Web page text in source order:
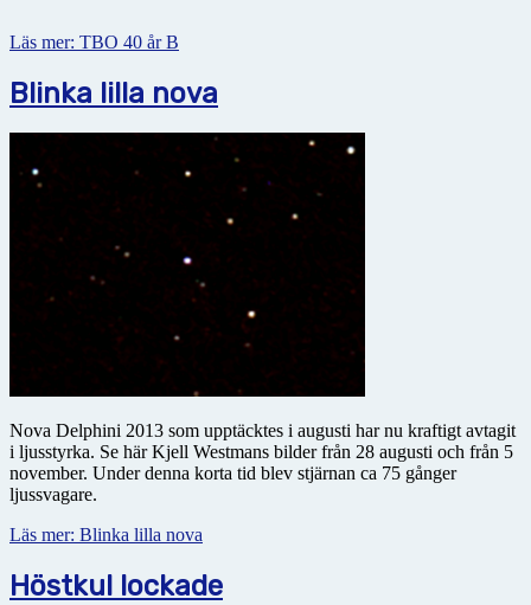
Läs mer: TBO 40 år B
Blinka lilla nova
Nova Delphini 2013 som upptäcktes i augusti har nu kraftigt avtagit
i ljusstyrka. Se här Kjell Westmans bilder från 28 augusti och från 5
november. Under denna korta tid blev stjärnan ca 75 gånger
ljussvagare.
Läs mer: Blinka lilla nova
Höstkul lockade